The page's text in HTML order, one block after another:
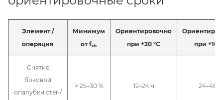
Элемент /
операция
Минимум
от fck
Ориентировочно
при +20 °C
при +10
Снятие
боковой
опалубки стен/
≈ 25–30 % 12–24 ч 24–48 ч